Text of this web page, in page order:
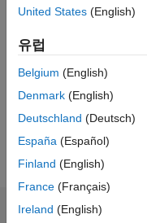
Followers:
Following:
Follow
메시지
배지
United States (English)
유럽
Belgium (English)
Denmark (English)
Deutschland (Deutsch)
España (Español)
Finland (English)
France (Français)
Ireland (English)